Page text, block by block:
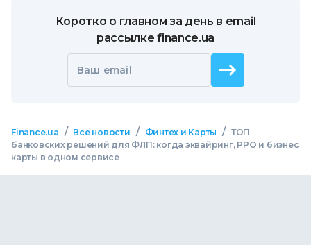
Коротко о главном за день в email
рассылке finance.ua
Ваш email
Finance.ua / Все новости / Финтех и Карты / ТОП
банковских решений для ФЛП: когда эквайринг, РРО и бизнес
карты в одном сервисе